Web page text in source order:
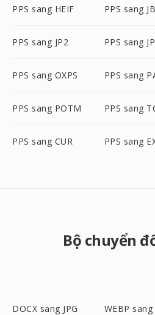
PPS sang HEIF PPS sang
PPS sang JP2 PPS sang
PPS sang OXPS PPS sang
PPS sang POTM PPS sang
PPS sang CUR PPS sang
Bộ chuyển
DOCX sang JPG WEBP sang